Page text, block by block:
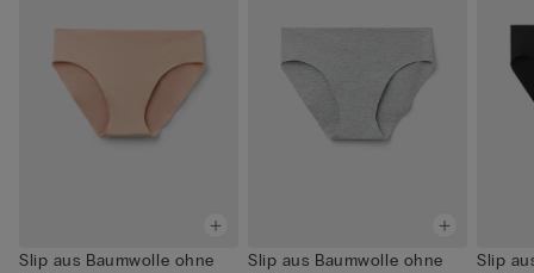
Slip aus Baumwolle ohne
Slip aus Baumwolle ohne
Slip